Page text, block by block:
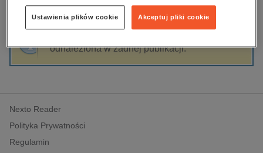
dzienniki
edukacja
hobby, sport, rozrywka
komputery, internet, technologie, informatyka
polityka, społeczno-informacyjne
psychologiczne
inne
Sortowanie Filtrowanie
odnaleziona w żadnej publikacji.
Nexto Reader
Polityka Prywatności
Regulamin
Akceptuj pliki cookie
Ustawienia plików cookie